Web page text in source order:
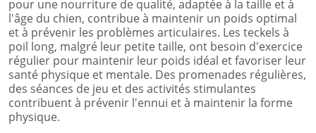
pour une nourriture de qualité, adaptée à la taille et à
l'âge du chien, contribue à maintenir un poids optimal
et à prévenir les problèmes articulaires. Les teckels à
poil long, malgré leur petite taille, ont besoin d'exercice
régulier pour maintenir leur poids idéal et favoriser leur
santé physique et mentale. Des promenades régulières,
des séances de jeu et des activités stimulantes
contribuent à prévenir l'ennui et à maintenir la forme
physique.